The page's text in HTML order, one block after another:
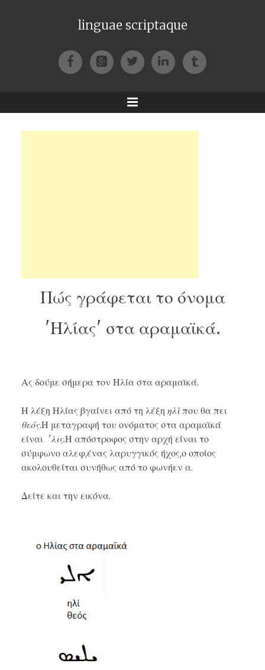
linguae scriptaque
FacebookGoogle+TwitterLinkedIn
Tumblr
Menu
Πώς γράφεται το όνομα
'Ηλίας' στα αραμαϊκά.
Ας δούμε σήμερα τον Ηλία στα αραμαϊκά.
Η λέξη Ηλίας βγαίνει από τη λέξη ηλίπου θα πει
θεός.Η μεταγραφή του ονόματος στα αραμαϊκά
είναι 'λις.Η απόστροφος στην αρχή είναι το
σύμφωνο αλεφ,ένας λαρυγγικός ήχος,ο οποίος
ακολουθείται συνήθως από το φωνήεν α.
Δείτε και την εικόνα.